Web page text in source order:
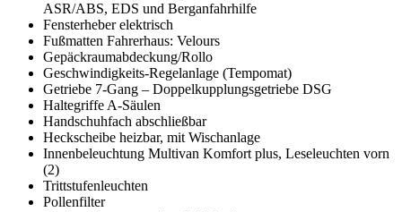
ASR/ABS, EDS und Berganfahrhilfe
Fensterheber elektrisch
Fußmatten Fahrerhaus: Velours
Gepäckraumabdeckung/Rollo
Geschwindigkeits-Regelanlage (Tempomat)
Getriebe 7-Gang – Doppelkupplungsgetriebe DSG
Haltegriffe A-Säulen
Handschuhfach abschließbar
Heckscheibe heizbar, mit Wischanlage
Innenbeleuchtung Multivan Komfort plus, Leseleuchten vorn
(2)
Trittstufenleuchten
Pollenfilter